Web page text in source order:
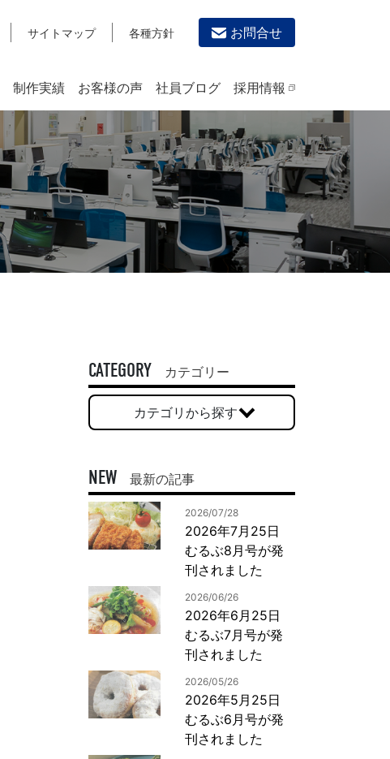
サイトマップ 各種方針 お問合せ
沿革
一般事業主行動計画
デザイン作成・印刷サービス
PRINTING
チラシ/フライヤーデザインの制作・印刷
カタログデザインの制作・印刷
冊子/パンフレットのデザイン制作・印刷
学校・会社案内パンフレット制作・印刷
一般印刷 （オンデマンド・オフセット）
ユニバーサル・コミュニケーション・デザイン
動画制作・映像撮影（ドローン撮影）
イラスト・キャラクター制作
ロゴデザイン・CI設計
コピー・ライティング
電子ブック制作
自社メディア
制作実績 お客様の声 社員ブログ 採用情報
CATEGORY カテゴリー
カテゴリから探す
NEW 最新の記事
2026/07/28
2026年7月25日
むるぶ8月号が発
刊されました
2026/06/26
2026年6月25日
むるぶ7月号が発
刊されました
2026/05/26
2026年5月25日
むるぶ6月号が発
刊されました